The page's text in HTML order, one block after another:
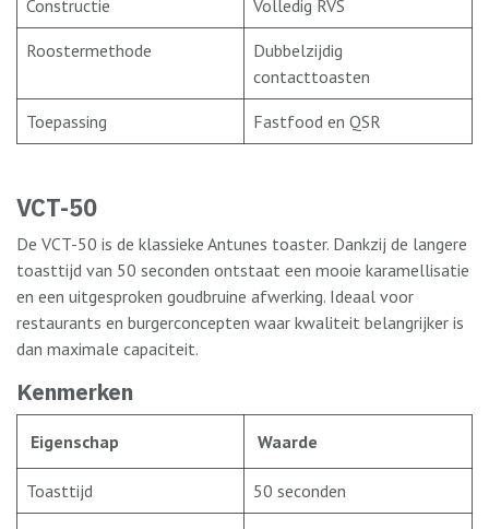
Constructie Volledig RVS
Roostermethode
Dubbelzijdig
contacttoasten
Toepassing Fastfood en QSR
VCT-50
De VCT-50 is de klassieke Antunes toaster. Dankzij de langere
toasttijd van 50 seconden ontstaat een mooie karamellisatie
en een uitgesproken goudbruine afwerking. Ideaal voor
restaurants en burgerconcepten waar kwaliteit belangrijker is
dan maximale capaciteit.
Kenmerken
Eigenschap Waarde
Toasttijd 50 seconden